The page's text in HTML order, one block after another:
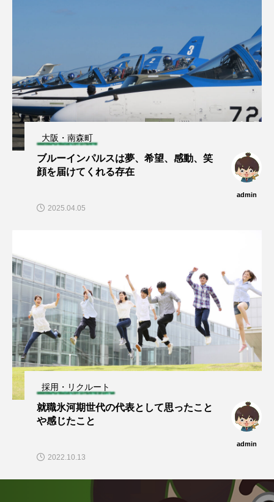
大阪・南森町
ブルーインパルスは夢、希望、感動、笑
顔を届けてくれる存在
admin
2025.04.05
採用・リクルート
就職氷河期世代の代表として思ったこと
や感じたこと
admin
2022.10.13